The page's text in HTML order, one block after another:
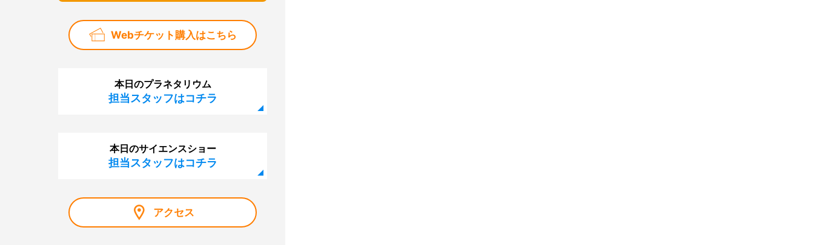
Webチケット購入はこちら
本日のプラネタリウム
担当スタッフはコチラ
本日のサイエンスショー
担当スタッフはコチラ
アクセス